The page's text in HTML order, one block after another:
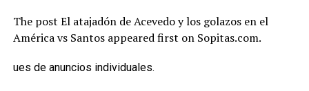
The post El atajadón de Acevedo y los golazos en el
América vs Santos appeared first on Sopitas.com.
ues de anuncios individuales.